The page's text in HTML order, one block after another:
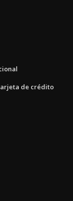
de crédito